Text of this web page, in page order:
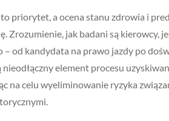
priorytet, a ocena stanu zdrowia i
Zrozumienie, jak badani są kierowcy,
od kandydata na prawo jazdy po
element procesu
na celu wyeliminowanie ryzyka